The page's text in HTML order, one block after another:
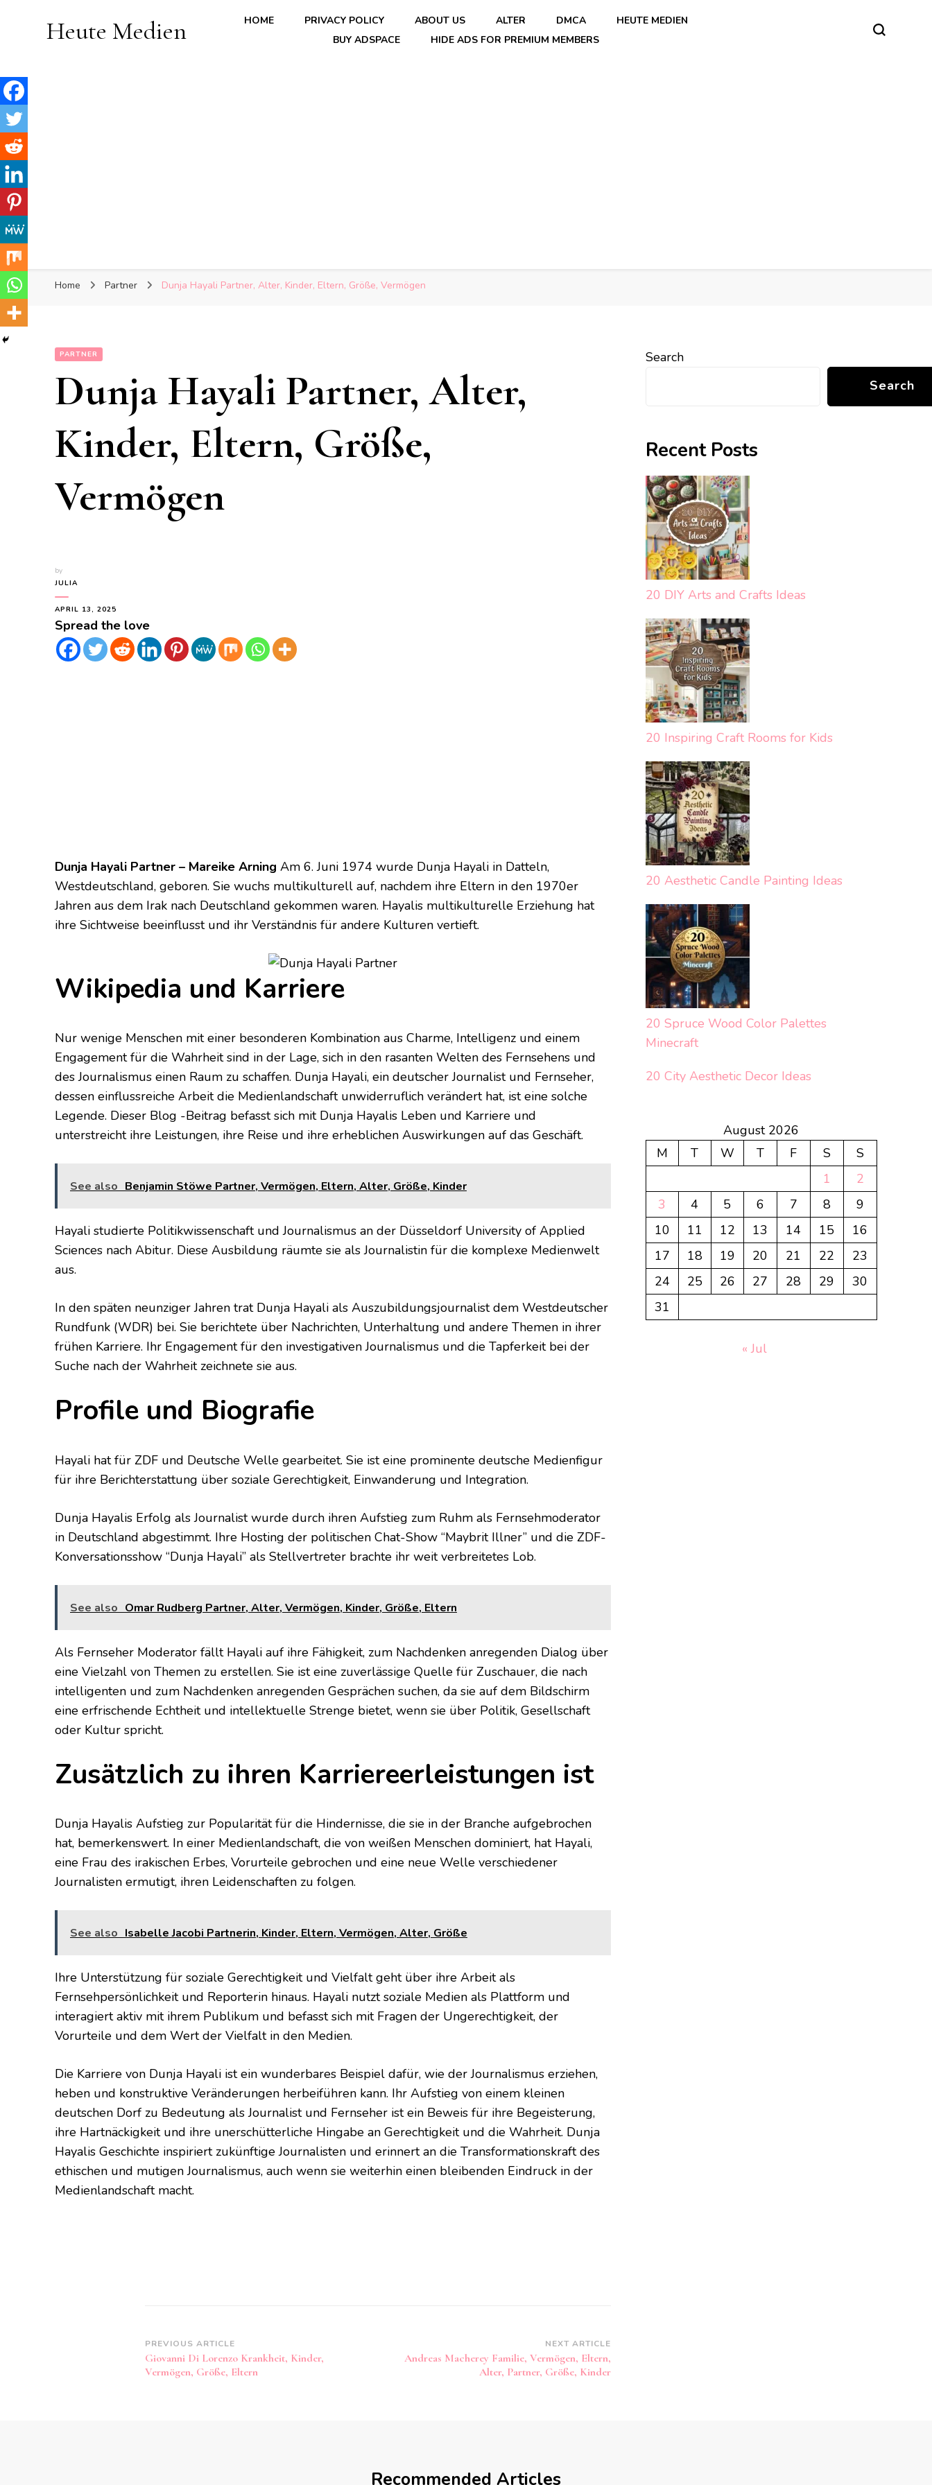
Heute Medien HOME PRIVACY POLICY ABOUT US ALTER DMCA
HEUTE MEDIEN
BUY ADSPACE
HIDE ADS FOR PREMIUM MEMBERS
Home Partner Dunja Hayali Partner, Alter, Kinder, Eltern, Größe, Vermögen
PARTNER
Dunja Hayali Partner, Alter,
Kinder, Eltern, Größe,
Vermögen
by
JULIA
APRIL 13, 2025
Spread the love
Dunja Hayali Partner – Mareike Arning Am 6. Juni 1974 wurde Dunja Hayali in Datteln,
Westdeutschland, geboren. Sie wuchs multikulturell auf, nachdem ihre Eltern in den 1970er
Jahren aus dem Irak nach Deutschland gekommen waren. Hayalis multikulturelle Erziehung hat
ihre Sichtweise beeinflusst und ihr Verständnis für andere Kulturen vertieft.
Wikipedia und Karriere
Nur wenige Menschen mit einer besonderen Kombination aus Charme, Intelligenz und einem
Engagement für die Wahrheit sind in der Lage, sich in den rasanten Welten des Fernsehens und
des Journalismus einen Raum zu schaffen. Dunja Hayali, ein deutscher Journalist und Fernseher,
dessen einflussreiche Arbeit die Medienlandschaft unwiderruflich verändert hat, ist eine solche
Legende. Dieser Blog -Beitrag befasst sich mit Dunja Hayalis Leben und Karriere und
unterstreicht ihre Leistungen, ihre Reise und ihre erheblichen Auswirkungen auf das Geschäft.
See also Benjamin Stöwe Partner, Vermögen, Eltern, Alter, Größe, Kinder
Hayali studierte Politikwissenschaft und Journalismus an der Düsseldorf University of Applied
Sciences nach Abitur. Diese Ausbildung räumte sie als Journalistin für die komplexe Medienwelt
aus.
In den späten neunziger Jahren trat Dunja Hayali als Auszubildungsjournalist dem Westdeutscher
Rundfunk (WDR) bei. Sie berichtete über Nachrichten, Unterhaltung und andere Themen in ihrer
frühen Karriere. Ihr Engagement für den investigativen Journalismus und die Tapferkeit bei der
Suche nach der Wahrheit zeichnete sie aus.
Profile und Biografie
Hayali hat für ZDF und Deutsche Welle gearbeitet. Sie ist eine prominente deutsche Medienfigur
für ihre Berichterstattung über soziale Gerechtigkeit, Einwanderung und Integration.
Dunja Hayalis Erfolg als Journalist wurde durch ihren Aufstieg zum Ruhm als Fernsehmoderator
in Deutschland abgestimmt. Ihre Hosting der politischen Chat-Show “Maybrit Illner” und die ZDF-
Konversationsshow “Dunja Hayali” als Stellvertreter brachte ihr weit verbreitetes Lob.
See also Omar Rudberg Partner, Alter, Vermögen, Kinder, Größe, Eltern
Als Fernseher Moderator fällt Hayali auf ihre Fähigkeit, zum Nachdenken anregenden Dialog über
eine Vielzahl von Themen zu erstellen. Sie ist eine zuverlässige Quelle für Zuschauer, die nach
intelligenten und zum Nachdenken anregenden Gesprächen suchen, da sie auf dem Bildschirm
eine erfrischende Echtheit und intellektuelle Strenge bietet, wenn sie über Politik, Gesellschaft
oder Kultur spricht.
Zusätzlich zu ihren Karriereerleistungen ist
Dunja Hayalis Aufstieg zur Popularität für die Hindernisse, die sie in der Branche aufgebrochen
hat, bemerkenswert. In einer Medienlandschaft, die von weißen Menschen dominiert, hat Hayali,
eine Frau des irakischen Erbes, Vorurteile gebrochen und eine neue Welle verschiedener
Journalisten ermutigt, ihren Leidenschaften zu folgen.
See also Isabelle Jacobi Partnerin, Kinder, Eltern, Vermögen, Alter, Größe
Ihre Unterstützung für soziale Gerechtigkeit und Vielfalt geht über ihre Arbeit als
Fernsehpersönlichkeit und Reporterin hinaus. Hayali nutzt soziale Medien als Plattform und
interagiert aktiv mit ihrem Publikum und befasst sich mit Fragen der Ungerechtigkeit, der
Vorurteile und dem Wert der Vielfalt in den Medien.
Die Karriere von Dunja Hayali ist ein wunderbares Beispiel dafür, wie der Journalismus erziehen,
heben und konstruktive Veränderungen herbeiführen kann. Ihr Aufstieg von einem kleinen
deutschen Dorf zu Bedeutung als Journalist und Fernseher ist ein Beweis für ihre Begeisterung,
ihre Hartnäckigkeit und ihre unerschütterliche Hingabe an Gerechtigkeit und die Wahrheit. Dunja
Hayalis Geschichte inspiriert zukünftige Journalisten und erinnert an die Transformationskraft des
ethischen und mutigen Journalismus, auch wenn sie weiterhin einen bleibenden Eindruck in der
Medienlandschaft macht.
Post
Navigation
PREVIOUS ARTICLE
Giovanni Di Lorenzo Krankheit, Kinder,
Vermögen, Größe, Eltern
NEXT ARTICLE
Andreas Macherey Familie, Vermögen, Eltern,
Alter, Partner, Größe, Kinder
Search
Search
Recent Posts
20 DIY Arts and Crafts Ideas
20 Inspiring Craft Rooms for Kids
20 Aesthetic Candle Painting Ideas
20 Spruce Wood Color Palettes
Minecraft
20 City Aesthetic Decor Ideas
August 2026
M
T W T F S
S
1
2
3
4 5 6 7 8
9
10
11 12 13 14 15
16
17
18 19 20 21 22
23
24
25 26 27 28 29
30
31
« Jul
Recommended Articles